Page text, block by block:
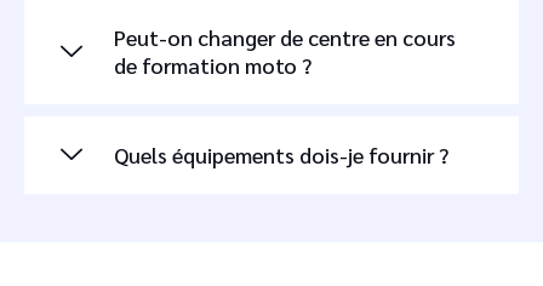
Peut-on changer de centre en cours
de formation moto ?
Quels équipements dois-je fournir ?